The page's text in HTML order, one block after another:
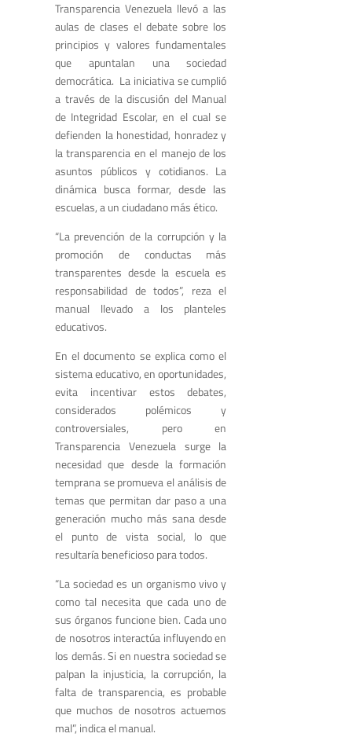
Transparencia Venezuela llevó a las
aulas de clases el debate sobre los
principios y valores fundamentales
que apuntalan una sociedad
democrática. La iniciativa se cumplió
a través de la discusión del Manual
de Integridad Escolar, en el cual se
defienden la honestidad, honradez y
la transparencia en el manejo de los
asuntos públicos y cotidianos. La
dinámica busca formar, desde las
escuelas, a un ciudadano más ético.
“La prevención de la corrupción y la
promoción de conductas más
transparentes desde la escuela es
responsabilidad de todos”, reza el
manual llevado a los planteles
educativos.
En el documento se explica como el
sistema educativo, en oportunidades,
evita incentivar estos debates,
considerados polémicos y
controversiales, pero en
Transparencia Venezuela surge la
necesidad que desde la formación
temprana se promueva el análisis de
temas que permitan dar paso a una
generación mucho más sana desde
el punto de vista social, lo que
resultaría beneficioso para todos.
“La sociedad es un organismo vivo y
como tal necesita que cada uno de
sus órganos funcione bien. Cada uno
de nosotros interactúa influyendo en
los demás. Si en nuestra sociedad se
palpan la injusticia, la corrupción, la
falta de transparencia, es probable
que muchos de nosotros actuemos
mal”, indica el manual.